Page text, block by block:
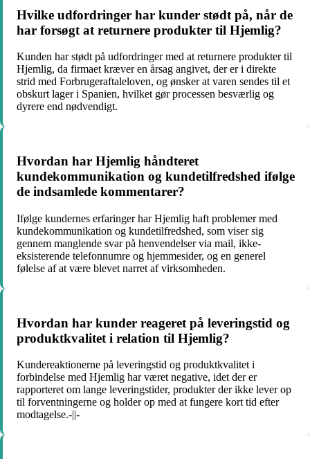
Hvilke udfordringer har kunder stødt på, når de
har forsøgt at returnere produkter til Hjemlig?
Kunden har stødt på udfordringer med at returnere produkter til
Hjemlig, da firmaet kræver en årsag angivet, der er i direkte
strid med Forbrugeraftaleloven, og ønsker at varen sendes til et
obskurt lager i Spanien, hvilket gør processen besværlig og
dyrere end nødvendigt.
Hvordan har Hjemlig håndteret
kundekommunikation og kundetilfredshed ifølge
de indsamlede kommentarer?
Ifølge kundernes erfaringer har Hjemlig haft problemer med
kundekommunikation og kundetilfredshed, som viser sig
gennem manglende svar på henvendelser via mail, ikke-
eksisterende telefonnumre og hjemmesider, og en generel
følelse af at være blevet narret af virksomheden.
Hvordan har kunder reageret på leveringstid og
produktkvalitet i relation til Hjemlig?
Kundereaktionerne på leveringstid og produktkvalitet i
forbindelse med Hjemlig har været negative, idet der er
rapporteret om lange leveringstider, produkter der ikke lever op
til forventningerne og holder op med at fungere kort tid efter
modtagelse.-||-